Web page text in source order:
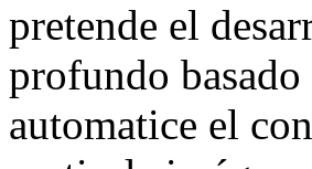
pretende el
profundo
automatice el